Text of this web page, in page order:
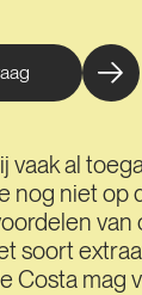
vaak al
nog niet op
van
soort
Costa mag